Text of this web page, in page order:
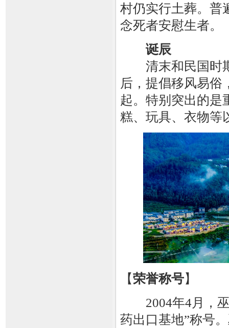
村仍实行土葬。普
念死者安慰生者。
诞辰
清末和民国时期
后，提倡移风易俗
起。特别突出的是
糕、玩具、衣物等
【荣誉称号】
2004年4月，巫
药出口基地”称号